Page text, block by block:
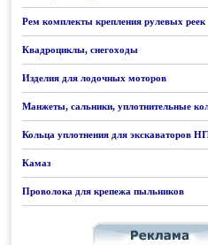
Рем комплекты крепления рулевых реек
Квадроциклы, снегоходы
Изделия для лодочных моторов
Манжеты, сальники, уплотнительные
Кольца уплотнения для экскаваторов
Камаз
Проволока для крепежа пыльников